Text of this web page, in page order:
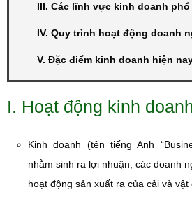
III. Các lĩnh vực kinh doanh
IV. Quy trình hoạt động doanh
V. Đặc điểm kinh doanh hiện
I. Hoạt động kinh
Kinh doanh (tên tiếng Anh
nhằm sinh ra lợi nhuận, các doanh
hoạt động sản xuất ra của cải và